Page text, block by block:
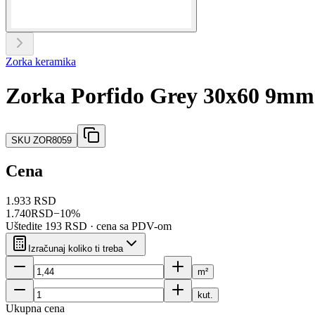
Zorka keramika
Zorka Porfido Grey 30x60
SKU ZOR8059
Cena
1.933 RSD
1.740RSD−10%
Uštedite 193 RSD · cena sa PDV-om
Izračunaj koliko ti treba
m²
kut.
Ukupna cena